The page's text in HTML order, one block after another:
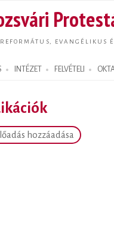
EVANGÉLIKUS
INTÉZET FELVÉTELI
hozzáadása